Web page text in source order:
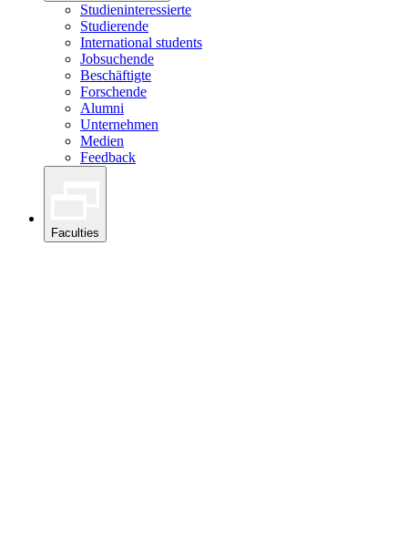
Studieninteressierte
Studierende
International students
Jobsuchende
Beschäftigte
Forschende
Alumni
Unternehmen
Medien
Feedback
Faculties